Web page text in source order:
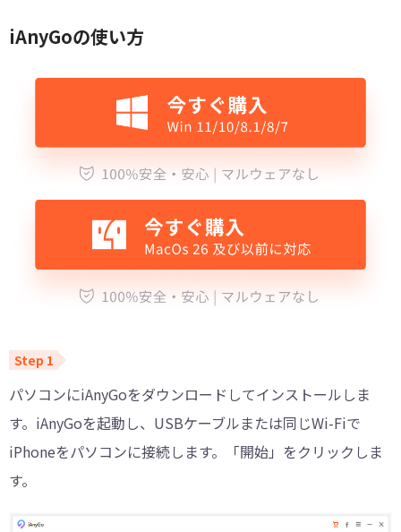
iAnyGoの使い方
パソコンにiAnyGoをダウンロードしてインストールしま
す。iAnyGoを起動し、USBケーブルまたは同じWi-Fiで
iPhoneをパソコンに接続します。「開始」をクリックしま
す。